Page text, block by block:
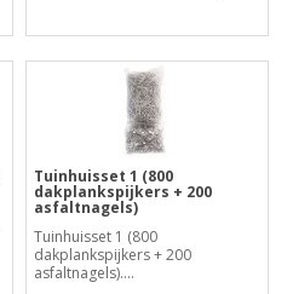
Tuinhuisset 1 (800
dakplankspijkers + 200
asfaltnagels)
Tuinhuisset 1 (800
dakplankspijkers + 200
asfaltnagels)....